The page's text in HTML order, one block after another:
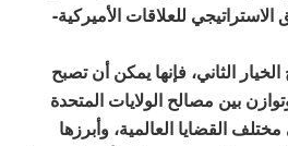
للعلاقات الأميركية-
الثاني، فإنها يمكن أن تصبح
بين مصالح الولايات المتحدة
القضايا العالمية، وأبرزها